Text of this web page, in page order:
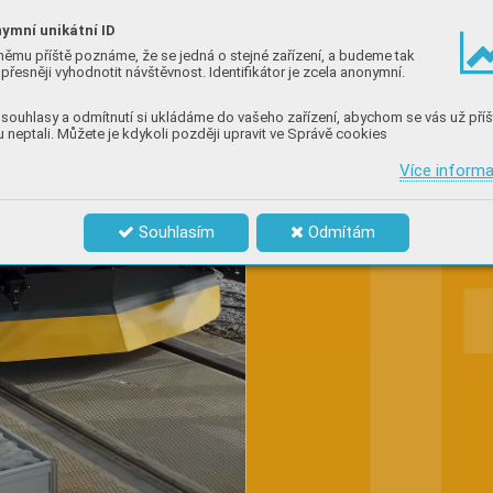
unikátní ID
příště poznáme, že se jedná o stejné zařízení, a budeme tak
vyhodnotit návštěvnost. Identifikátor je zcela anonymní.
a odmítnutí si ukládáme do vašeho zařízení, abychom se vás už
neptali. Můžete je kdykoli později upravit ve Správě cookies
Více
Souhlasím Odmítám

  

 

  

